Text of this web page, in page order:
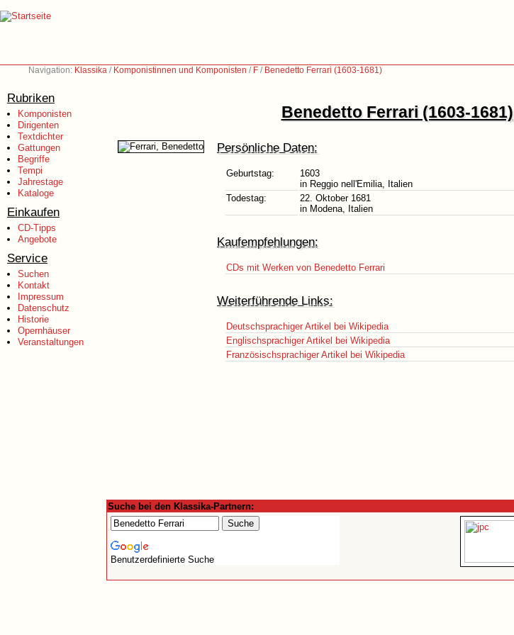
Navigation: Klassika / Komponistinnen und Komponisten / F / Benedetto Ferrari (1603-1681)
Rubriken
Komponisten
Dirigenten
Textdichter
Gattungen
Begriffe
Tempi
Jahrestage
Kataloge
Einkaufen
CD-Tipps
Angebote
Service
Suchen
Kontakt
Impressum
Datenschutz
Historie
Opernhäuser
Veranstaltungen
Benedetto Ferrari (1603-1681)
Persönliche Daten:
Geburtstag:
1603
in Reggio nell'Emilia, Italien
Todestag:
22. Oktober 1681
in Modena, Italien
Kaufempfehlungen:
CDs mit Werken von Benedetto Ferrari
Weiterführende Links:
Deutschsprachiger Artikel bei Wikipedia
Englischsprachiger Artikel bei Wikipedia
Französischsprachiger Artikel bei Wikipedia
Suche bei den Klassika-Partnern:
Benutzerdefinierte Suche